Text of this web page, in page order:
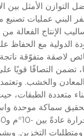
التوازن الأمثل بين
عمليات تصنيع
الإنتاج الفعالة
الدولية مع
لاصقة متفوّقة
التصاقًا قويًا
والخشب. وتعتمد
متعددة الطبقات،
سماكة موحدة
ومتطلبات التخزين.